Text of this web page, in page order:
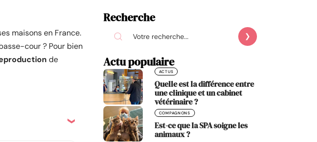
maisons en France.
cour ? Pour bien
de
Recherche
Actu populaire
ACTUS
Quelle est la différence entre
une clinique et un cabinet
vétérinaire ?
COMPAGNONS
Est-ce que la SPA soigne les
animaux ?